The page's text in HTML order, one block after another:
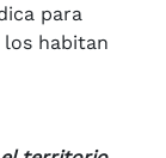
para
habitan